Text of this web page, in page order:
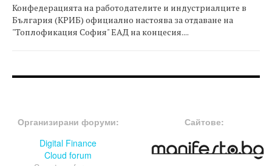
Конфедерацията на работодателите и индустриалците в
България (КРИБ) официално настоява за отдаване на
"Топлофикация София" ЕАД на концесия....
Организирани форуми:
Digital Finance
Cloud forum
Сайтове: